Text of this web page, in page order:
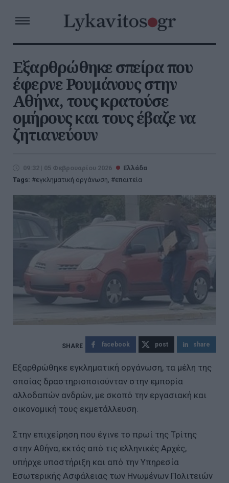
Εξαρθρώθηκε σπείρα που
έφερνε Ρουμάνους στην
Αθήνα, τους κρατούσε
ομήρους και τους έβαζε να
ζητιανεύουν
09:32 | 05 Φεβρουαρίου 2026
Ελλάδα
Tags:
εγκληματική οργάνωση, επαιτεία
facebook post share
Εξαρθρώθηκε εγκληματική οργάνωση, τα μέλη της
οποίας δραστηριοποιούνταν στην εμπορία
αλλοδαπών ανδρών, με σκοπό την εργασιακή και
οικονομική τους εκμετάλλευση.
Στην επιχείρηση που έγινε το πρωί της Τρίτης
στην Αθήνα, εκτός από τις ελληνικές Αρχές,
υπήρχε υποστήριξη και από την Υπηρεσία
Εσωτερικής Ασφάλειας των Ηνωμένων Πολιτειών